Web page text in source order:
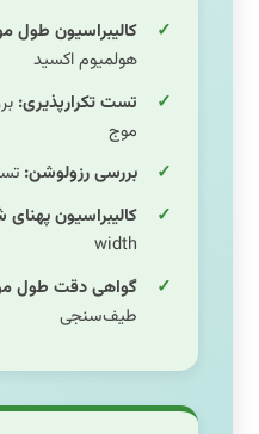
کالیبراسیون طول
هولمیوم اکسید
تست تکرارپذیری:
موج
بررسی رزولوشن:
کالیبراسیون
width
گواهی دقت طول
طیف‌سنجی